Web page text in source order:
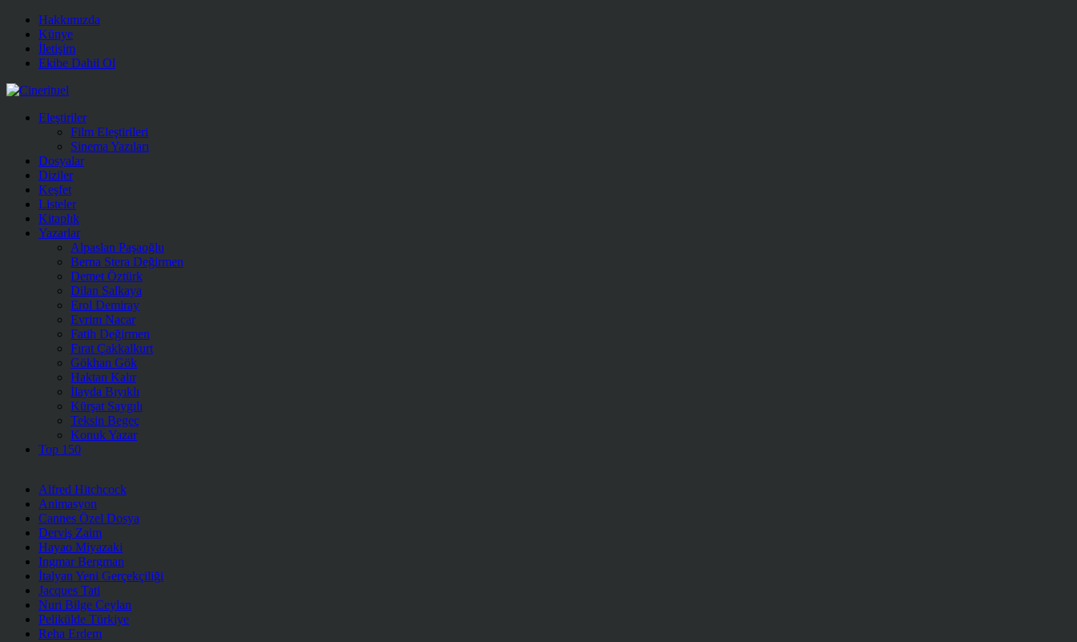
Hakkımızda
Künye
İletişim
Ekibe Dahil Ol
Eleştiriler
Film Eleştirileri
Sinema Yazıları
Dosyalar
Diziler
Keşfet
Listeler
Kitaplık
Yazarlar
Alpaslan Paşaoğlu
Berna Stera Değirmen
Demet Öztürk
Dilan Salkaya
Erol Demiray
Evrim Nacar
Fatih Değirmen
Fırat Çakkalkurt
Gökhan Gök
Haktan Kalır
İlayda Bıyıklı
Kürşat Saygılı
Teksin Begeç
Konuk Yazar
Top 150
Alfred Hitchcock
Animasyon
Cannes Özel Dosya
Derviş Zaim
Hayao Miyazaki
Ingmar Bergman
İtalyan Yeni Gerçekçiliği
Jacques Tati
Nuri Bilge Ceylan
Pelikülde Türkiye
Reha Erdem